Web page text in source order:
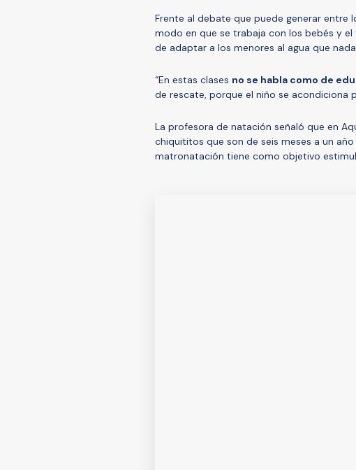
Frente al debate que puede generar entre
modo en que se trabaja con los bebés y
de adaptar a los menores al agua que
“En estas clases no se habla como de
de rescate, porque el niño se acondiciona
La profesora de natación señaló que en
chiquititos que son de seis meses a un año
matronatación tiene como objetivo